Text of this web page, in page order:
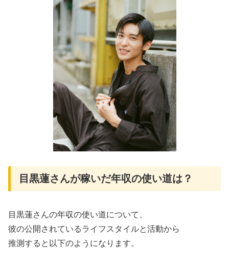
目黒蓮さんが稼いだ年収の使い道は？
目黒蓮さんの年収の使い道について、
彼の公開されているライフスタイルと活動から
推測すると以下のようになります。